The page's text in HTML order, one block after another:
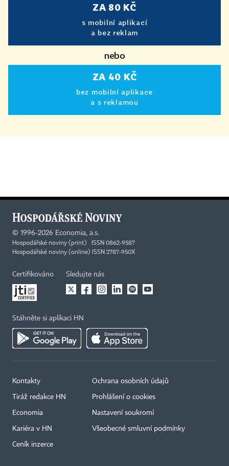
ZA 80 KČ
s mobilní aplikací
a bez reklam
nebo
ZA 40 KČ
bez mobilní aplikace
a s reklamou
© 1996-2026 Economia, a.s.
Hospodářské noviny (print) ISSN 0862-9587
Hospodářské noviny (online) ISSN 2787-950X
Certifikováno Sledujte nás
Stáhněte si aplikaci HN
Kontakty
Tiráž redakce HN
Economia
Kariéra v HN
Ceník inzerce
Ochrana osobních údajů
Prohlášení o cookies
Nastavení soukromí
Všeobecné smluvní podmínky